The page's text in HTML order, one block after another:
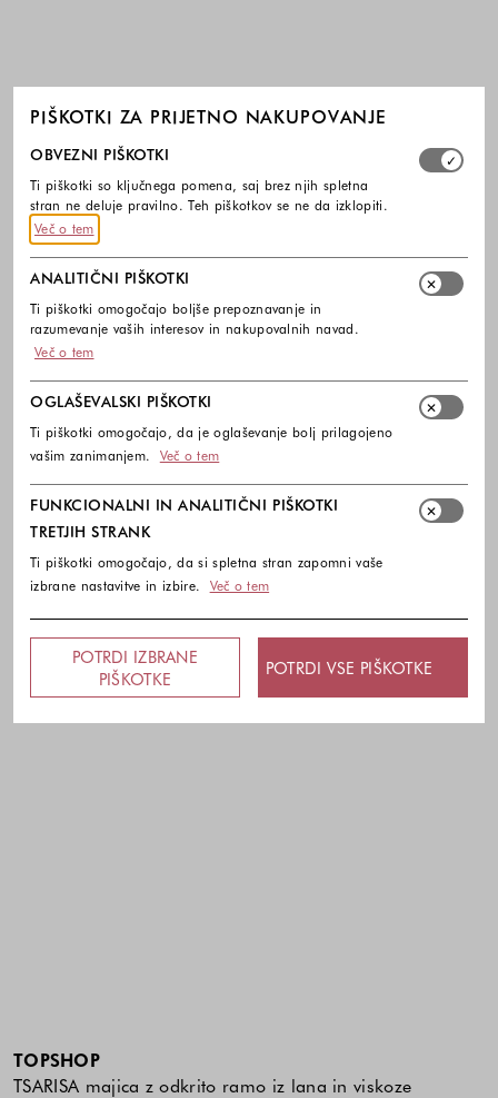
TOPSHOP
TSARISA majica z odkrito ramo iz lana in viskoze
PIŠKOTKI ZA PRIJETNO NAKUPOVANJE
Izberite, katere skupine piškotkov dovolite. Obvezni
OBVEZNI PIŠKOTKI
Ti piškotki so ključnega pomena, saj brez njih spletna
stran ne deluje pravilno. Teh piškotkov se ne da izklopiti.
Več o tem
ANALITIČNI PIŠKOTKI
Ti piškotki omogočajo boljše prepoznavanje in
razumevanje vaših interesov in nakupovalnih navad.
Več o tem
OGLAŠEVALSKI PIŠKOTKI
Ti piškotki omogočajo, da je oglaševanje bolj prilagojeno
vašim zanimanjem.
Več o tem
FUNKCIONALNI IN ANALITIČNI PIŠKOTKI
TRETJIH STRANK
Ti piškotki omogočajo, da si spletna stran zapomni vaše
izbrane nastavitve in izbire.
Več o tem
POTRDI IZBRANE
PIŠKOTKE
POTRDI VSE PIŠKOTKE